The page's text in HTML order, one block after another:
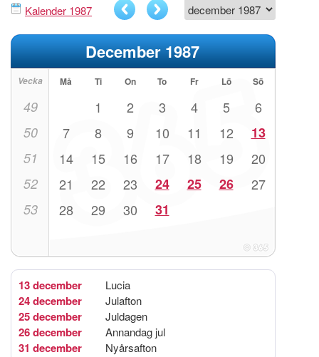
Kalender 1987
December 1987
Vecka Må Ti On To Fr Lö Sö
49 1 2 3 4 5 6
50 7 8 9 10 11 12 13
51 14 15 16 17 18 19 20
52 21 22 23 24 25 26 27
53 28 29 30 31
13 december Lucia
24 december Julafton
25 december Juldagen
26 december Annandag jul
31 december Nyårsafton